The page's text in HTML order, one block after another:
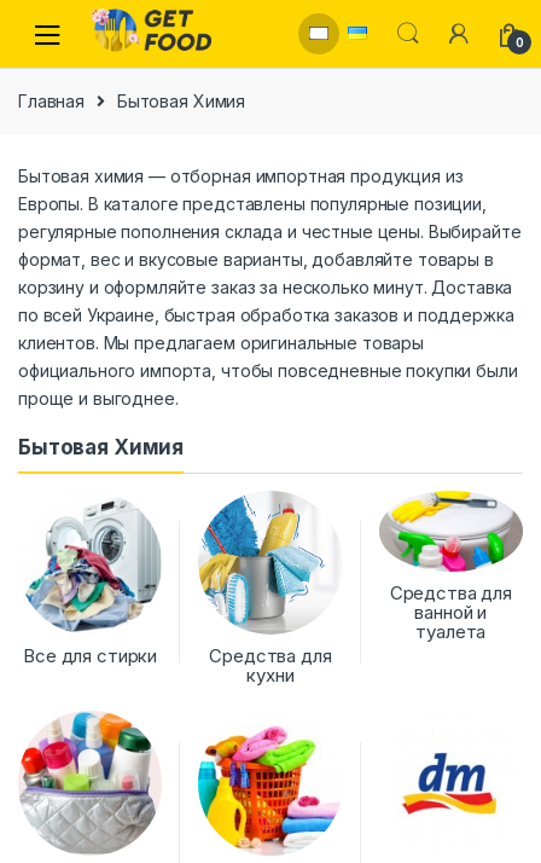
Skip to navigation
Skip to content
0
Главная Бытовая Химия
Бытовая химия — отборная импортная продукция из
Европы. В каталоге представлены популярные позиции,
регулярные пополнения склада и честные цены. Выбирайте
формат, вес и вкусовые варианты, добавляйте товары в
корзину и оформляйте заказ за несколько минут. Доставка
по всей Украине, быстрая обработка заказов и поддержка
клиентов. Мы предлагаем оригинальные товары
официального импорта, чтобы повседневные покупки были
проще и выгоднее.
Бытовая Химия
Все для стирки
Средства для
кухни
Средства для
ванной и
туалета